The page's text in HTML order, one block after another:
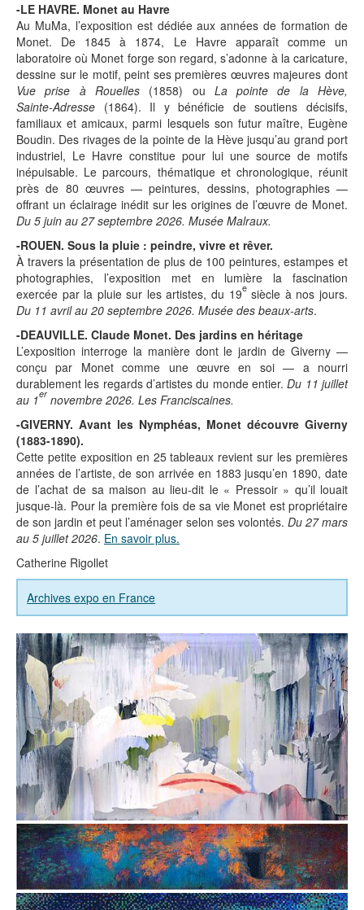
-LE HAVRE. Monet au Havre
Au MuMa, l’exposition est dédiée aux années de formation de
Monet. De 1845 à 1874, Le Havre apparaît comme un
laboratoire où Monet forge son regard, s’adonne à la caricature,
dessine sur le motif, peint ses premières œuvres majeures dont
Vue prise à Rouelles(1858) ou La pointe de la Hève,
Sainte‑Adresse (1864). Il y bénéficie de soutiens décisifs,
familiaux et amicaux, parmi lesquels son futur maître, Eugène
Boudin. Des rivages de la pointe de la Hève jusqu’au grand port
industriel, Le Havre constitue pour lui une source de motifs
inépuisable. Le parcours, thématique et chronologique, réunit
près de 80 œuvres — peintures, dessins, photographies —
offrant un éclairage inédit sur les origines de l’œuvre de Monet.
Du 5 juin au 27 septembre 2026. Musée Malraux.
-ROUEN. Sous la pluie : peindre, vivre et rêver.
À travers la présentation de plus de 100 peintures, estampes et
photographies, l’exposition met en lumière la fascination
exercée par la pluie sur les artistes, du 19esiècle à nos jours.
Du 11 avril au 20 septembre 2026. Musée des beaux-arts.
-DEAUVILLE. Claude Monet. Des jardins en héritage
L’exposition interroge la manière dont le jardin de Giverny —
conçu par Monet comme une œuvre en soi — a nourri
durablement les regards d’artistes du monde entier.Du 11 juillet
au 1er novembre 2026. Les Franciscaines.
-GIVERNY. Avant les Nymphéas, Monet découvre Giverny
(1883-1890).
Cette petite exposition en 25 tableaux revient sur les premières
années de l’artiste, de son arrivée en 1883 jusqu’en 1890, date
de l’achat de sa maison au lieu-dit le « Pressoir » qu’il louait
jusque-là. Pour la première fois de sa vie Monet est propriétaire
de son jardin et peut l’aménager selon ses volontés. Du 27 mars
au 5 juillet 2026. En savoir plus.
Catherine Rigollet
Archives expo en France